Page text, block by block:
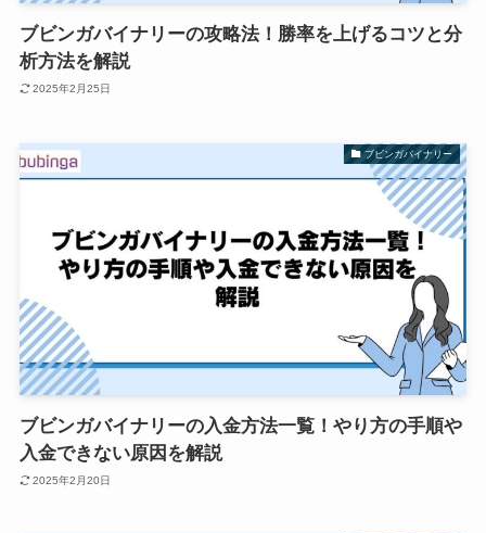
ブビンガバイナリーの攻略法！勝率を上げるコツと分
析方法を解説
2025年2月25日
ブビンガバイナリー
ブビンガバイナリーの入金方法一覧！やり方の手順や
入金できない原因を解説
2025年2月20日